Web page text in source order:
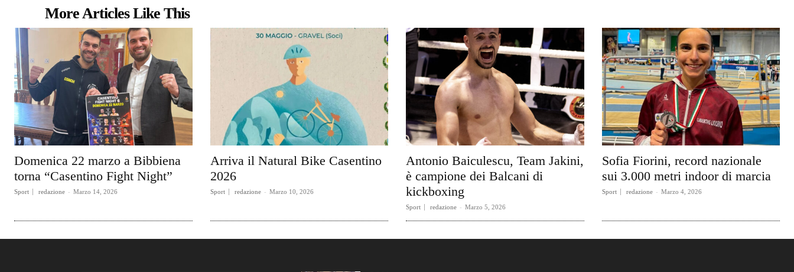
More Articles Like This
Domenica 22 marzo a Bibbiena
torna “Casentino Fight Night”
Sport redazione - Marzo 14, 2026
Arriva il Natural Bike Casentino
2026
Sport redazione - Marzo 10, 2026
Antonio Baiculescu, Team Jakini,
è campione dei Balcani di
kickboxing
Sport redazione - Marzo 5, 2026
Sofia Fiorini, record nazionale
sui 3.000 metri indoor di marcia
Sport redazione - Marzo 4, 2026